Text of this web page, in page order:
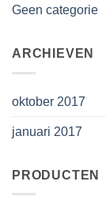
Geen categorie
ARCHIEVEN
oktober 2017
januari 2017
PRODUCTEN